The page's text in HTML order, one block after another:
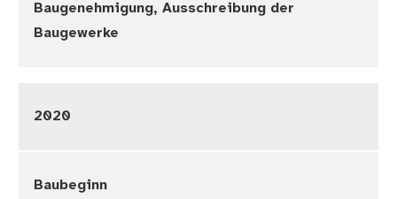
Baugenehmigung, Ausschreibung der
Baugewerke
2020
Baubeginn